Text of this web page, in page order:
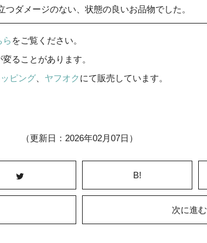
つダメージのない、状態の良いお品物でした。
ら をご覧ください。
ることがあります。
ピング ヤフオクにて販売しています。
（更新日：2026年02月07日）
B!
次に進む